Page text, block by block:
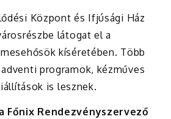
Központ és Ifjúsági Ház
látogat el a
kíséretében. Több
programok, kézműves
is lesznek.
Főnix Rendezvényszervező